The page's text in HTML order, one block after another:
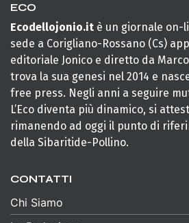
ECO
Ecodellojonio.it è un giornale on-
sede a Corigliano-Rossano (Cs)
editoriale Jonico e diretto da
trova la sua genesi nel 2014 e
free press. Negli anni a seguire
L’Eco diventa più dinamico, si
rimanendo ad oggi il punto di
della Sibaritide-Pollino.
CONTATTI
Chi Siamo